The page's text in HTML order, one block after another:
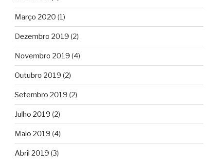
Março 2020 (1)
Dezembro 2019 (2)
Novembro 2019 (4)
Outubro 2019 (2)
Setembro 2019 (2)
Julho 2019 (2)
Maio 2019 (4)
Abril 2019 (3)